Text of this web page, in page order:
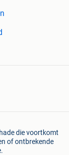
die voortkomt
of ontbrekende